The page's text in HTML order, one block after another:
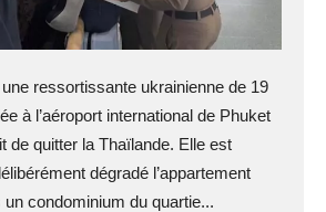
ressortissante ukrainienne de 19
à l’aéroport international de Phuket
de quitter la Thaïlande. Elle est
dégradé l’appartement
un condominium du quartie...